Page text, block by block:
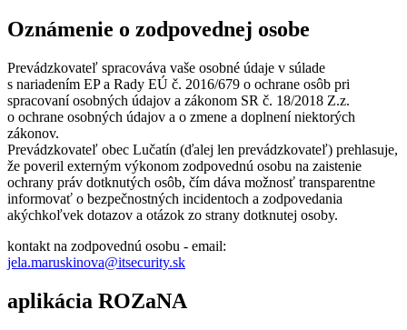
Oznámenie o zodpovednej osobe
Prevádzkovateľ spracováva vaše osobné údaje v súlade
s nariadením EP a Rady EÚ č. 2016/679 o ochrane osôb pri
spracovaní osobných údajov a zákonom SR č. 18/2018 Z.z.
o ochrane osobných údajov a o zmene a doplnení niektorých
zákonov.
Prevádzkovateľ obec Lučatín (ďalej len prevádzkovateľ) prehlasuje,
že poveril externým výkonom zodpovednú osobu na zaistenie
ochrany práv dotknutých osôb, čím dáva možnosť transparentne
informovať o bezpečnostných incidentoch a zodpovedania
akýchkoľvek dotazov a otázok zo strany dotknutej osoby.
kontakt na zodpovednú osobu - email:
jela.maruskinova@itsecurity.sk
aplikácia ROZaNA